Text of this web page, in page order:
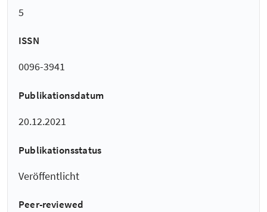
5
ISSN
0096-3941
Publikationsdatum
20.12.2021
Publikationsstatus
Veröffentlicht
Peer-reviewed